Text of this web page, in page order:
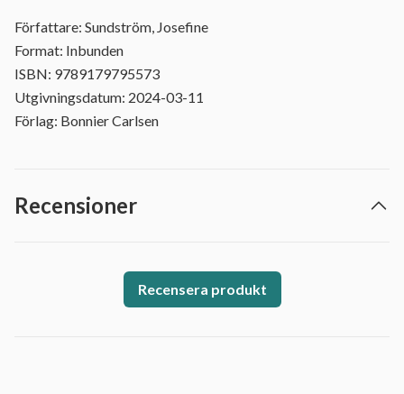
Författare: Sundström, Josefine
Format: Inbunden
ISBN: 9789179795573
Utgivningsdatum: 2024-03-11
Förlag: Bonnier Carlsen
Recensioner
Recensera produkt